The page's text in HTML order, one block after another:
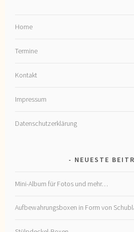
Home
Termine
Kontakt
Impressum
Datenschutzerklärung
NEUESTE
Mini-Album für Fotos und mehr…
Aufbewahrungsboxen in Form von